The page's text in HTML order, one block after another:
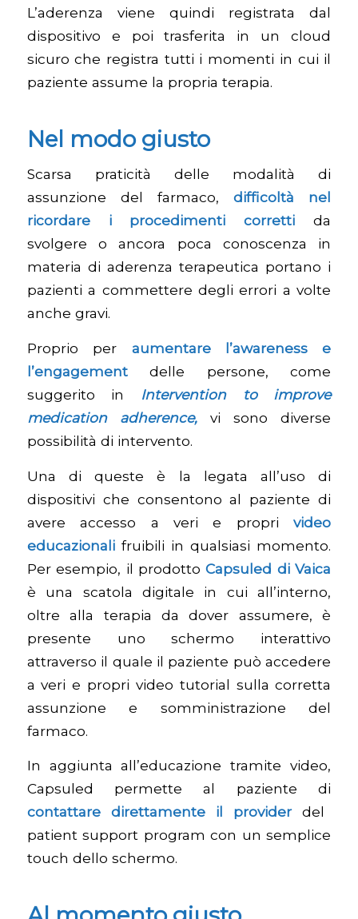
L’aderenza viene quindi registrata dal
dispositivo e poi trasferita in un cloud
sicuro che registra tutti i momenti in cui il
paziente assume la propria terapia.
Nel modo giusto
Scarsa praticità delle modalità di
assunzione del farmaco,difficoltà nel
ricordare i procedimenti corretti da
svolgere o ancora poca conoscenza in
materia di aderenza terapeutica portano i
pazienti a commettere degli errori a volte
anche gravi.
Proprio per aumentare l’awareness e
l’engagementdelle persone, come
suggerito in Intervention to improve
medication adherence, vi sono diverse
possibilità di intervento.
Una di queste è la legata all’uso di
dispositivi che consentono al paziente di
avere accesso a veri e proprivideo
educazionalifruibili in qualsiasi momento.
Per esempio, il prodottoCapsuled di Vaica
è una scatola digitale in cui all’interno,
oltre alla terapia da dover assumere, è
presente uno schermo interattivo
attraverso il quale il paziente può accedere
a veri e propri video tutorial sulla corretta
assunzione e somministrazione del
farmaco.
In aggiunta all’educazione tramite video,
Capsuled permette al paziente di
contattare direttamente il providerdel
patient support program con un semplice
touch dello schermo.